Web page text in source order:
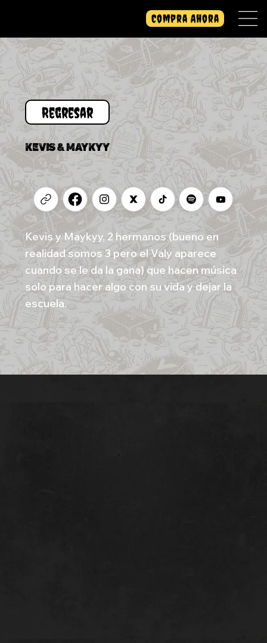
Compra Ahora
Regresar
KEVIS & MAYKYY
Kevis y Maykyy, 2 hermanos (bueno en
realidad somos 3 pero el Valy aparece
cuando se le da la gana) que hacen música
solo para hacer algo con su vida y dejar la
escuela.